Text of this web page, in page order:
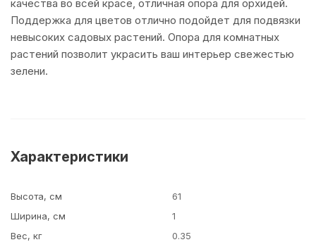
качества во всей красе, отличная опора для орхидей.
Поддержка для цветов отлично подойдет для подвязки
невысоких садовых растений. Опора для комнатных
растений позволит украсить ваш интерьер свежестью
зелени.
Характеристики
Высота, см
61
Ширина, см
1
Вес, кг
0.35